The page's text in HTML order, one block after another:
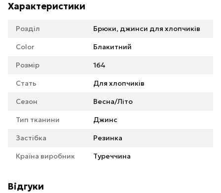
Характеристики
Розділ Брюки, джинси для хлопчиків
Color Блакитний
Розмір 164
Стать Для хлопчиків
Сезон Весна/Літо
Тип тканини Джинс
Застібка Резинка
Країна виробник Туреччина
Відгуки